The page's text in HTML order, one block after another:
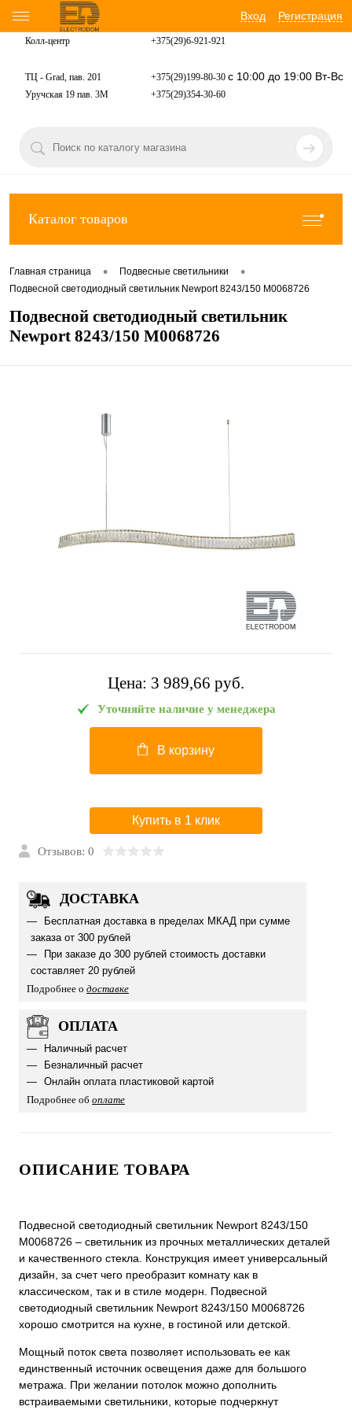
Вход Регистрация
Колл-центр +375(29)6-921-921
ТЦ - Grad, пав. 201 +375(29)199-80-30 с 10:00 до 19:00 Вт-Вс
Уручская 19 пав. 3М +375(29)354-30-60
Каталог товаров
Главная страница • Подвесные светильники •
Подвесной светодиодный светильник Newport 8243/150 М0068726
Подвесной светодиодный светильник
Newport 8243/150 М0068726
Цена: 3 989,66 pуб.
Уточняйте наличие у менеджера
В корзину
Купить в 1 клик
Отзывов: 0
ДОСТАВКА
Бесплатная доставка в пределах МКАД при сумме
заказа от 300 рублей
При заказе до 300 рублей стоимость доставки
составляет 20 рублей
Подробнее о доставке
ОПЛАТА
Наличный расчет
Безналичный расчет
Онлайн оплата пластиковой картой
Подробнее об оплате
ОПИСАНИЕ ТОВАРА
Подвесной светодиодный светильник Newport 8243/150
М0068726 – светильник из прочных металлических деталей
и качественного стекла. Конструкция имеет универсальный
дизайн, за счет чего преобразит комнату как в
классическом, так и в стиле модерн. Подвесной
светодиодный светильник Newport 8243/150 М0068726
хорошо смотрится на кухне, в гостиной или детской.
Мощный поток света позволяет использовать ее как
единственный источник освещения даже для большого
метража. При желании потолок можно дополнить
встраиваемыми светильники, которые подчеркнут